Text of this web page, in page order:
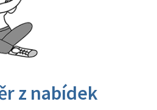
z nabídek